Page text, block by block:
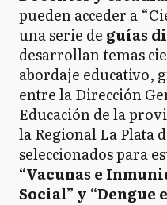
pueden acceder a
una serie de guías
desarrollan temas
abordaje educativo,
entre la Dirección
Educación de la
la Regional La Plata
seleccionados para
“Vacunas e
Social” y “Dengue